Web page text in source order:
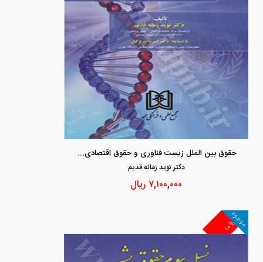
حقوق بین الملل زیست فناوری و حقوق اقتصادی اجتماعی بشر
دكتر نويد زمانه قديم
۷,۱۰۰,۰۰۰ ریال
۱۰%
موجود